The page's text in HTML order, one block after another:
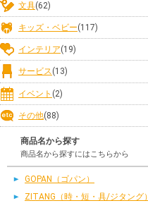
文具(62)
キッズ・ベビー(117)
インテリア(19)
サービス(13)
イベント (2)
その他(88)
商品名から探す
商品名から探すにはこちらから
GOPAN（ゴパン）
ZITANG（時・短・具/ジタング）